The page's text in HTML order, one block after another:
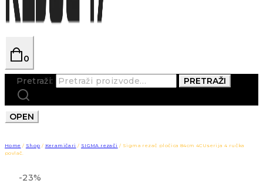
0
Pretraži: PRETRAŽI
OPEN
Home / Shop / Keramičari / SIGMA rezači / Sigma rezač pločica 84cm 4CUserija 4 ručka
povlač.
-23%